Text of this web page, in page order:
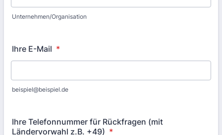
Unternehmen/Organisation
Ihre E-Mail *
beispiel@beispiel.de
Ihre Telefonnummer für Rückfragen (mit
Ländervorwahl z.B. +49) *